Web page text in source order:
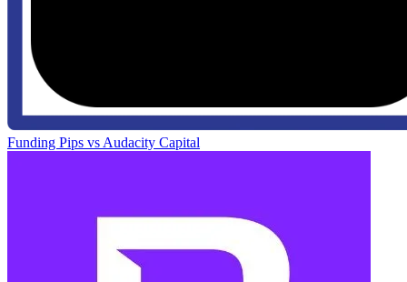
Funding Pips vs Audacity Capital